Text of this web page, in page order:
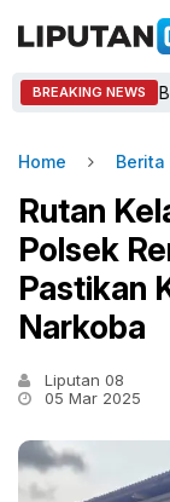
BREAKING NEWS
Bogor
Home Berita
Rutan
Polsek
Pastikan
Narkoba
Liputan 08
05 Mar 2025